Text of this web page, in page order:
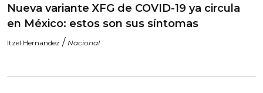
Nueva variante XFG de COVID-19 ya circula
en México: estos son sus síntomas
Itzel Hernandez / Nacional